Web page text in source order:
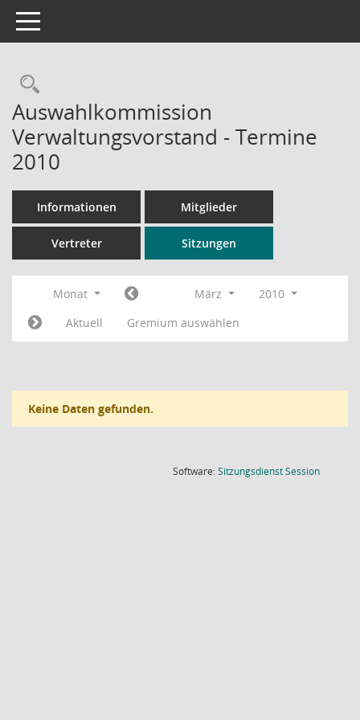
Toggle navigation
Rechercheauswahl
Auswahlkommission
Verwaltungsvorstand - Termine
2010
Informationen Mitglieder
Vertreter Sitzungen
Monat März
2010
Aktuell
Gremium auswählen
Keine Daten gefunden.
Software:SitzungsdienstSession(Wird in